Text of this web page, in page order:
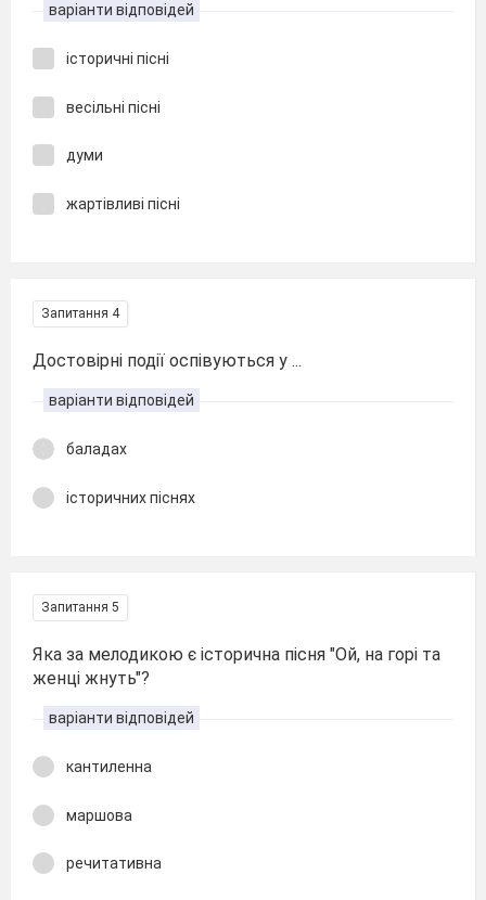
варіанти відповідей
історичні пісні
весільні пісні
думи
жартівливі пісні
Запитання 4
Достовірні події оспівуються у ...
варіанти відповідей
баладах
історичних піснях
Запитання 5
Яка за мелодикою є історична пісня "Ой, на горі та
женці жнуть"?
варіанти відповідей
кантиленна
маршова
речитативна